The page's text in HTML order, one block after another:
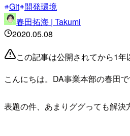
Git 開発環境
春田拓海 | Takumi
2020.05.08
この記事は公開されてから1
こんにちは。DA事業本部の春田で
表題の件、あまりググっても解決